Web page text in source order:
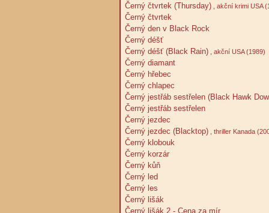
Černý čtvrtek (Thursday) , akční krimi USA
Černý čtvrtek
Černý den v Black Rock
Černý déšť
Černý déšť (Black Rain) , akční USA (1989)
Černý diamant
Černý hřebec
Černý chlapec
Černý jestřáb sestřelen (Black Hawk
Černý jestřáb sestřelen
Černý jezdec
Černý jezdec (Blacktop) , thriller Kanada
Černý klobouk
Černý korzár
Černý kůň
Černý led
Černý les
Černý lišák
Černý lišák 2 - Cena za mír